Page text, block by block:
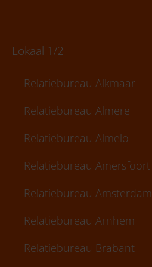
Lokaal 1/2
Relatiebureau Alkmaar
Relatiebureau Almere
Relatiebureau Almelo
Relatiebureau Amersfoort
Relatiebureau Amsterdam
Relatiebureau Arnhem
Relatiebureau Brabant